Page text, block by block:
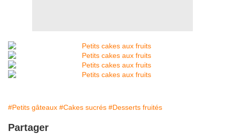
#Petits gâteaux #Cakes sucrés #Desserts fruités
Partager